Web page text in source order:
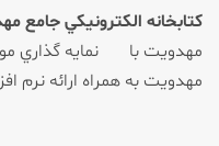
كتابخانه الكترونيكي جامع
مهدويت با نمايه گذاري
مهدويت به همراه ارائه